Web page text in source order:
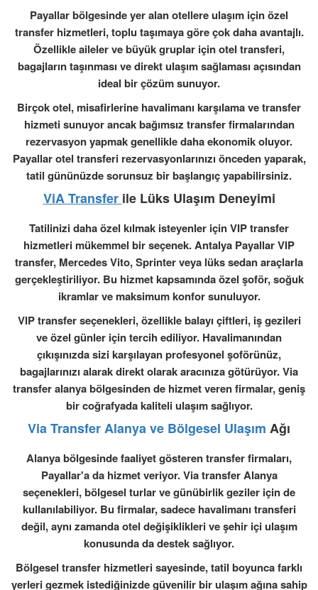
Payallar bölgesinde yer alan otellere ulaşım için özel
transfer hizmetleri, toplu taşımaya göre çok daha avantajlı.
Özellikle aileler ve büyük gruplar için otel transferi,
bagajların taşınması ve direkt ulaşım sağlaması açısından
ideal bir çözüm sunuyor.
Birçok otel, misafirlerine havalimanı karşılama ve transfer
hizmeti sunuyor ancak bağımsız transfer firmalarından
rezervasyon yapmak genellikle daha ekonomik oluyor.
Payallar otel transferi rezervasyonlarınızı önceden yaparak,
tatil gününüzde sorunsuz bir başlangıç yapabilirsiniz.
ViA Transfer ile Lüks Ulaşım Deneyimi
Tatilinizi daha özel kılmak isteyenler için VIP transfer
hizmetleri mükemmel bir seçenek. Antalya Payallar VIP
transfer, Mercedes Vito, Sprinter veya lüks sedan araçlarla
gerçekleştiriliyor. Bu hizmet kapsamında özel şoför, soğuk
ikramlar ve maksimum konfor sunuluyor.
VIP transfer seçenekleri, özellikle balayı çiftleri, iş gezileri
ve özel günler için tercih ediliyor. Havalimanından
çıkışınızda sizi karşılayan profesyonel şoförünüz,
bagajlarınızı alarak direkt olarak aracınıza götürüyor. Via
transfer alanya bölgesinden de hizmet veren firmalar, geniş
bir coğrafyada kaliteli ulaşım sağlıyor.
Via Transfer Alanya ve Bölgesel Ulaşım Ağı
Alanya bölgesinde faaliyet gösteren transfer firmaları,
Payallar'a da hizmet veriyor. Via transfer Alanya
seçenekleri, bölgesel turlar ve günübirlik geziler için de
kullanılabiliyor. Bu firmalar, sadece havalimanı transferi
değil, aynı zamanda otel değişiklikleri ve şehir içi ulaşım
konusunda da destek sağlıyor.
Bölgesel transfer hizmetleri sayesinde, tatil boyunca farklı
yerleri gezmek istediğinizde güvenilir bir ulaşım ağına sahip